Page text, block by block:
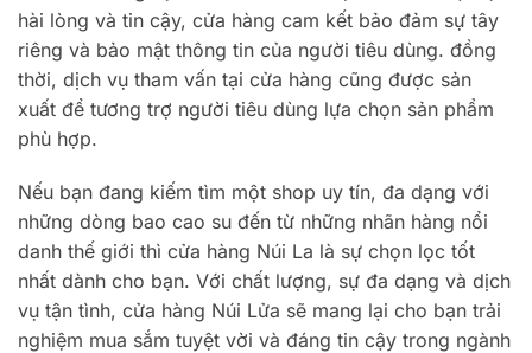
hài lòng và tin cậy, cửa hàng cam kết bảo đảm sự tây
riêng và bảo mật thông tin của người tiêu dùng. đồng
thời, dịch vụ tham vấn tại cửa hàng cũng được sản
xuất để tương trợ người tiêu dùng lựa chọn sản phẩm
phù hợp.
Nếu bạn đang kiếm tìm một shop uy tín, đa dạng với
những dòng bao cao su đến từ những nhãn hàng nổi
danh thế giới thì cửa hàng Núi La là sự chọn lọc tốt
nhất dành cho bạn. Với chất lượng, sự đa dạng và dịch
vụ tận tình, cửa hàng Núi Lửa sẽ mang lại cho bạn trải
nghiệm mua sắm tuyệt vời và đáng tin cậy trong ngành